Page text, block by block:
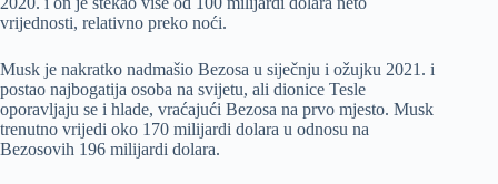
vrijednosti, relativno preko noći.
Musk je nakratko nadmašio Bezosa u siječnju i ožujku 2021. i
postao najbogatija osoba na svijetu, ali dionice Tesle
oporavljaju se i hlade, vraćajući Bezosa na prvo mjesto. Musk
trenutno vrijedi oko 170 milijardi dolara u odnosu na
Bezosovih 196 milijardi dolara.